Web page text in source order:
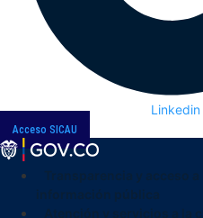
Linkedin
Acceso SICAU